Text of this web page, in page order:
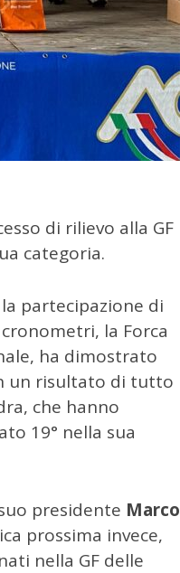
di rilievo alla GF
categoria.
partecipazione di
la Forca
ha dimostrato
un risultato di tutto
che hanno
19° nella sua
presidente Marco
prossima invece,
nella GF delle